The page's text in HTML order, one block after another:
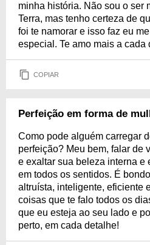
minha história. Não sou o ser
Terra, mas tenho certeza de
foi te namorar e isso faz eu
especial. Te amo mais a cada
COPIAR
Perfeição em forma de
Como pode alguém carregar
perfeição? Meu bem, falar de
e exaltar sua beleza interna e
em todos os sentidos. É
altruísta, inteligente, eficiente
coisas que te falo todos os
que eu esteja ao seu lado e
perto, em cada detalhe!